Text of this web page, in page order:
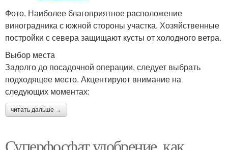
Фото. Наиболее благоприятное расположение
виноградника с южной стороны участка. Хозяйственные
постройки с севера защищают кусты от холодного ветра.
Выбор места
Задолго до посадочной операции, следует выбрать
подходящее место. Акцентируют внимание на
следующих моментах:
читать дальше →